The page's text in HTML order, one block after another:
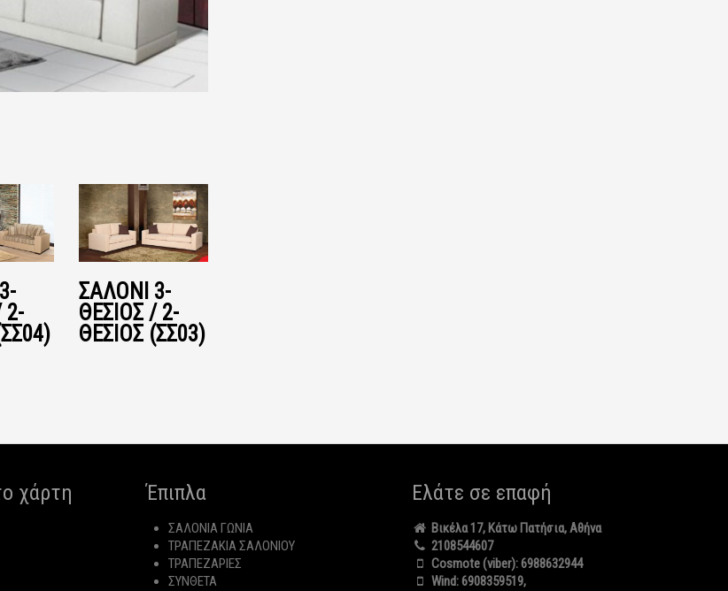
2-
ΣΑΛΌΝΙ 3-
ΘΕΣΙΟΣ / 2-
ΘΕΣΙΟΣ (ΣΣ03)
χάρτη Έπιπλα
ΣΑΛΟΝΙΑ ΓΩΝΙΑ
ΤΡΑΠΕΖΑΚΙΑ ΣΑΛΟΝΙΟΥ
ΤΡΑΠΕΖΑΡΙΕΣ
ΣΥΝΘΕΤΑ
Ελάτε σε επαφή
Βικέλα 17, Κάτω Πατήσια, Αθήνα
2108544607
Cosmote (viber):6988632944
Wind:6908359519,